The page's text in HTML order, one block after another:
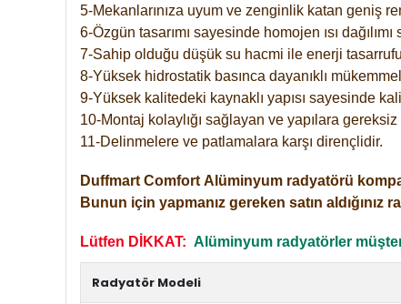
5-Mekanlarınıza uyum ve zenginlik katan geniş
6-Özgün tasarımı sayesinde homojen ısı
7-Sahip olduğu düşük su hacmi ile enerji
8-Yüksek hidrostatik basınca dayanıklı
9-Yüksek kalitedeki kaynaklı yapısı sayesinde
10-Montaj kolaylığı sağlayan ve yapılara gereksiz
11-Delinmelere ve patlamalara karşı dirençlidir.
Duffmart Comfort Alüminyum radyatörü
Bunun için yapmanız gereken satın aldığınız
Lütfen DİKKAT: Alüminyum radyatörler
Radyatör Modeli